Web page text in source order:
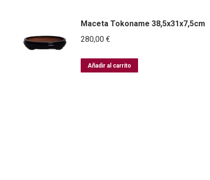
Maceta Tokoname 38,5x31x7,5cm
280,00 €
Añadir al carrito